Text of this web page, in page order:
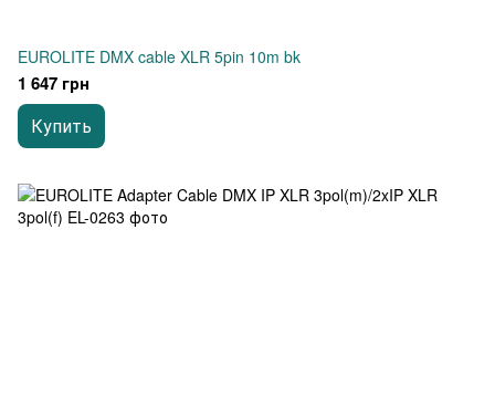
EUROLITE DMX cable XLR 5pin 10m bk
1 647 грн
Купить